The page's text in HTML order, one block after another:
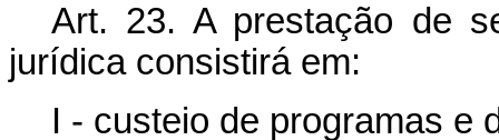
Art. 23. A prestação de
jurídica consistirá em:
I - custeio de programas e